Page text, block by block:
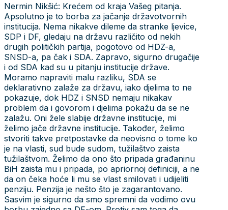
Nermin Nikšić: Krećem od kraja Vašeg pitanja.
Apsolutno je to borba za jačanje državotvornih
institucija. Nema nikakve dileme da stranke ljevice,
SDP i DF, gledaju na državu različito od nekih
drugih političkih partija, pogotovo od HDZ-a,
SNSD-a, pa čak i SDA. Zapravo, sigurno drugačije
i od SDA kad su u pitanju institucije države.
Moramo napraviti malu razliku, SDA se
deklarativno zalaže za državu, iako djelima to ne
pokazuje, dok HDZ i SNSD nemaju nikakav
problem da i govorom i djelima pokažu da se ne
zalažu. Oni žele slabije državne institucije, mi
želimo jače državne institucije. Također, želimo
stvoriti takve pretpostavke da neovisno o tome ko
je na vlasti, sud bude sudom, tužilaštvo zaista
tužilaštvom. Želimo da ono što pripada građaninu
BiH zaista mu i pripada, po apriornoj definiciji, a ne
da on čeka hoće li mu se vlast smilovati i udijeliti
penziju. Penzija je nešto što je zagarantovano.
Sasvim je sigurno da smo spremni da vodimo ovu